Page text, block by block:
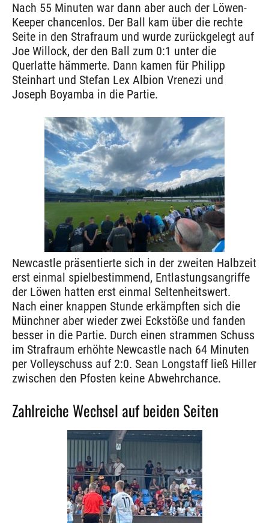
Nach 55 Minuten war dann aber auch der Löwen-
Keeper chancenlos. Der Ball kam über die rechte
Seite in den Strafraum und wurde zurückgelegt auf
Joe Willock, der den Ball zum 0:1 unter die
Querlatte hämmerte. Dann kamen für Philipp
Steinhart und Stefan Lex Albion Vrenezi und
Joseph Boyamba in die Partie.
Newcastle präsentierte sich in der zweiten Halbzeit
erst einmal spielbestimmend, Entlastungsangriffe
der Löwen hatten erst einmal Seltenheitswert.
Nach einer knappen Stunde erkämpften sich die
Münchner aber wieder zwei Eckstöße und fanden
besser in die Partie. Durch einen strammen Schuss
im Strafraum erhöhte Newcastle nach 64 Minuten
per Volleyschuss auf 2:0. Sean Longstaff ließ Hiller
zwischen den Pfosten keine Abwehrchance.
Zahlreiche Wechsel auf beiden Seiten